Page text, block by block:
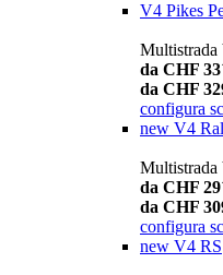
V4 Pikes
Multistrada
da CHF
da CHF
configura
new V4
da CHF
da CHF
configura
new V4 RS